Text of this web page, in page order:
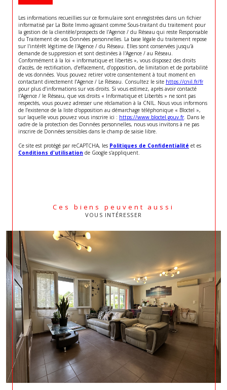
Les informations recueillies sur ce formulaire sont enregistrées dans un fichier
informatisé par La Boite Immo agissant comme Sous-traitant du traitement pour
la gestion de la clientèle/prospects de l'Agence / du Réseau qui reste Responsable
du Traitement de vos Données personnelles. La base légale du traitement repose
sur l'intérêt légitime de l'Agence / du Réseau. Elles sont conservées jusqu'à
demande de suppression et sont destinées à l'Agence / au Réseau.
Conformément à la loi « informatique et libertés », vous disposez des droits
d’accès, de rectification, d’effacement, d’opposition, de limitation et de portabilité
de vos données. Vous pouvez retirer votre consentement à tout moment en
contactant directement l’Agence / Le Réseau. Consultez le site https://cnil.fr/fr
pour plus d’informations sur vos droits. Si vous estimez, après avoir contacté
l'Agence / le Réseau, que vos droits « Informatique et Libertés » ne sont pas
respectés, vous pouvez adresser une réclamation à la CNIL. Nous vous informons
de l’existence de la liste d'opposition au démarchage téléphonique « Bloctel »,
sur laquelle vous pouvez vous inscrire ici : https://www.bloctel.gouv.fr. Dans le
cadre de la protection des Données personnelles, nous vous invitons à ne pas
inscrire de Données sensibles dans le champ de saisie libre.
Ce site est protégé par reCAPTCHA, les Politiques de Confidentialité et es
Conditions d'utilisation de Google s'appliquent.
Ces biens peuvent aussi
VOUS INTÉRESSER